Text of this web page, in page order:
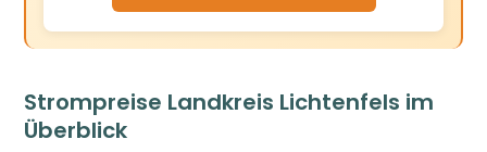
Strompreise Landkreis Lichtenfels im
Überblick